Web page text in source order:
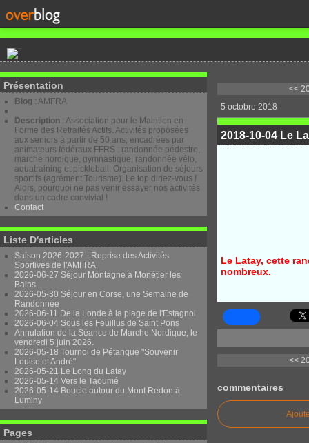
Présentation
Blog : AMFRA
Description : Association pour le Maintien en
Forme des Retraités Actifs. Activités proposées
aux seniors à partir de 50 ans, encadrées par
animateurs fédéraux FFRS : randonnée pédestre,
marche nordique, gymnastique, randonnée vélo,
aquatraining et pickleball. Organisation de séjours
sportifs (agrément Tourisme). Le top diriez-vous !
Alors, pourquoi ne pas venir essayer nos activités
dans un cadre convivial !
Contact
Liste D'articles
Saison 2026-2027 - Reprise des Activités
Sportives de l'AMFRA
2026-06-27 Séjour Montagne à Monétier les
Bains
2026-05-30 Séjour en Corse, une Semaine de
Randonnée
2026-06-11 De la Londe à la plage de l'Estagnol
2026-06-04 Sous les Feuillus de Saint Pons
Annulation de la Séance de Marche Nordique, le
vendredi 5 juin 2026.
2026-05-18 Tournoi de Pétanque "Souvenir
Louise et André"
2026-05-21 Le Long du Latay
2026-05-14 Vers le Taoumé
2026-05-14 Boucle autour du Mont Redon à
Luminy
Pages
<<
5 octobre 2018
2018-10-04 Le
Le Latay, cette
nombreux.
<<
commentaires